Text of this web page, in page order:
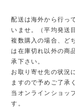
配送は海外から行っ
いませ。（平均発送
複数購入の場合、ど
は在庫切れ以外の商
承下さい。
お取り寄せ先の状況
ますので予めご了承
当オンラインショッ
す。